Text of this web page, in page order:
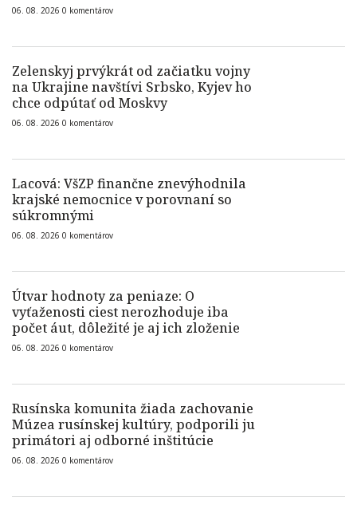
06. 08. 2026 0 komentárov
Zelenskyj prvýkrát od začiatku vojny
na Ukrajine navštívi Srbsko, Kyjev ho
chce odpútať od Moskvy
06. 08. 2026 0 komentárov
Lacová: VšZP finančne znevýhodnila
krajské nemocnice v porovnaní so
súkromnými
06. 08. 2026 0 komentárov
Útvar hodnoty za peniaze: O
vyťaženosti ciest nerozhoduje iba
počet áut, dôležité je aj ich zloženie
06. 08. 2026 0 komentárov
Rusínska komunita žiada zachovanie
Múzea rusínskej kultúry, podporili ju
primátori aj odborné inštitúcie
06. 08. 2026 0 komentárov